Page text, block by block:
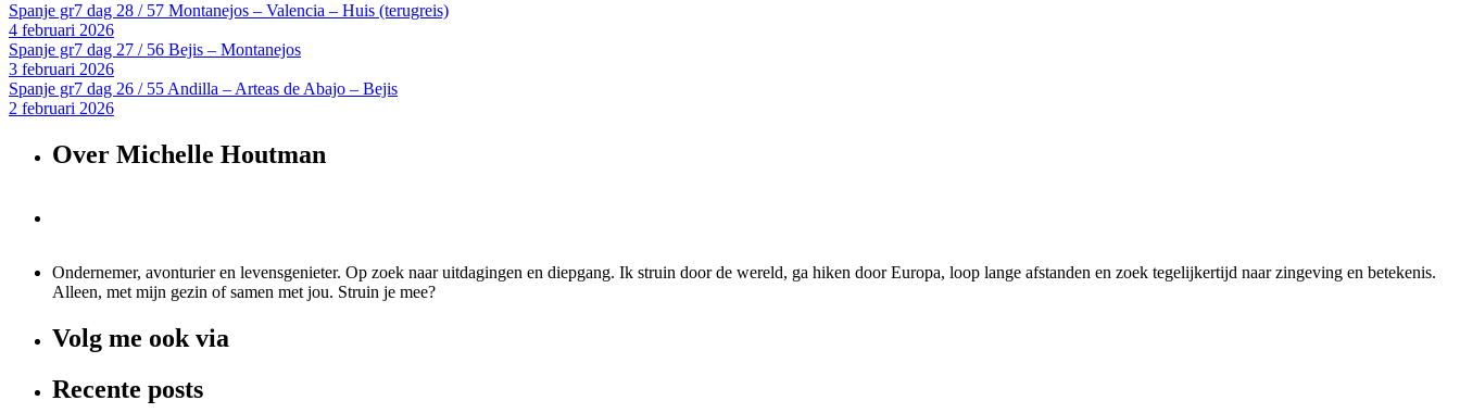
Spanje gr7 dag 28 / 57 Montanejos – Valencia – Huis (terugreis)
4 februari 2026
Spanje gr7 dag 27 / 56 Bejis – Montanejos
3 februari 2026
Spanje gr7 dag 26 / 55 Andilla – Arteas de Abajo – Bejis
2 februari 2026
Over Michelle Houtman
Ondernemer, avonturier en levensgenieter. Op zoek naar uitdagingen en diepgang. Ik struin door de wereld, ga hiken door Europa, loop lange afstanden en zoek tegelijkertijd naar zingeving en betekenis.
Alleen, met mijn gezin of samen met jou. Struin je mee?
Volg me ook via
Recente posts